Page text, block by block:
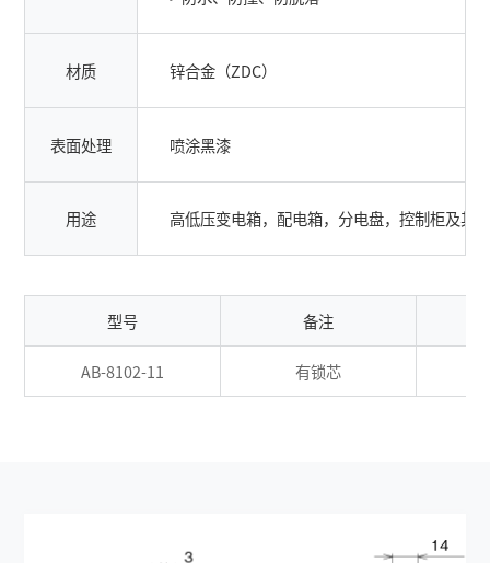
材质 锌合金（ZDC）
表面处理 喷涂黑漆
用途 高低压变电箱，配电箱，分电盘，控制柜及其
型号 备注
AB-8102-11 有锁芯